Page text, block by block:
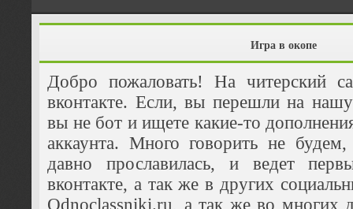
Игра в окопе
Добро пожаловать! На читерский
вконтакте. Если, вы перешли на нашу
вы не бот и ищете какие-то
аккаунта. Много говорить не
давно прославилась, и ведет
вконтакте, а так же в других
Odnoclassniki.ru, а так же во многих